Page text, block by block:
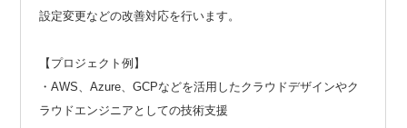
設定変更などの改善対応を行います。
【プロジェクト例】
・AWS、Azure、GCPなどを活用したクラウドデザインやク
ラウドエンジニアとしての技術支援